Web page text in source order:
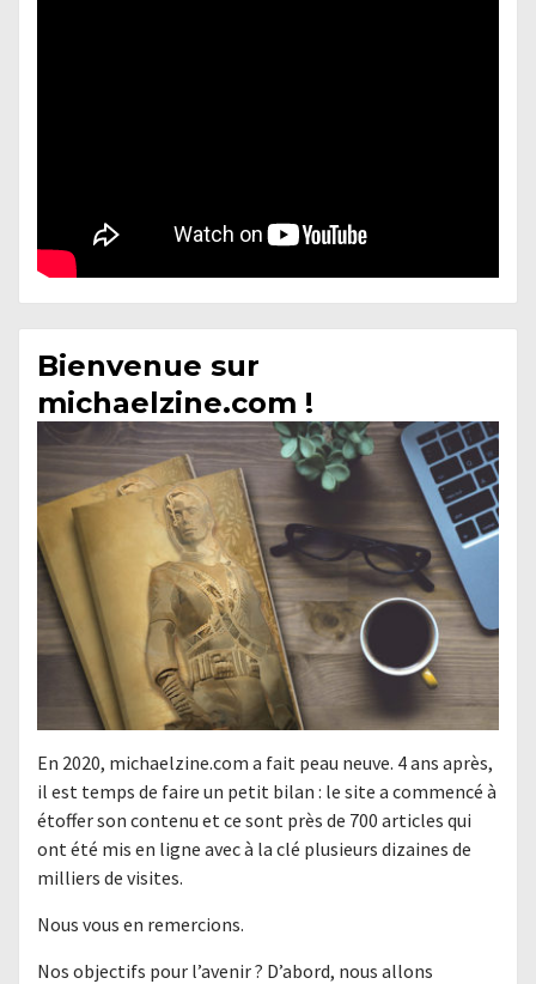
Bienvenue sur
michaelzine.com !
En 2020, michaelzine.com a fait peau neuve. 4 ans après,
il est temps de faire un petit bilan : le site a commencé à
étoffer son contenu et ce sont près de 700 articles qui
ont été mis en ligne avec à la clé plusieurs dizaines de
milliers de visites.
Nous vous en remercions.
Nos objectifs pour l’avenir ? D’abord, nous allons